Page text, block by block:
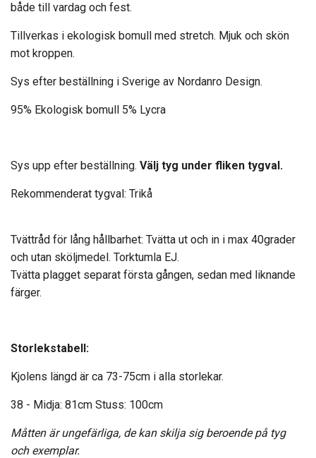
både till vardag och fest.
Tillverkas i ekologisk bomull med stretch. Mjuk och skön
mot kroppen.
Sys efter beställning i Sverige av Nordanro Design.
95% Ekologisk bomull 5% Lycra
Sys upp efter beställning. Välj tyg under fliken tygval.
Rekommenderat tygval: Trikå
Tvättråd för lång hållbarhet: Tvätta ut och in i max 40grader
och utan sköljmedel. Torktumla EJ.
Tvätta plagget separat första gången, sedan med liknande
färger.
Storlekstabell:
Kjolens längd är ca 73-75cm i alla storlekar.
38 - Midja: 81cm Stuss: 100cm
Måtten är ungefärliga, de kan skilja sig beroende på tyg
och exemplar.